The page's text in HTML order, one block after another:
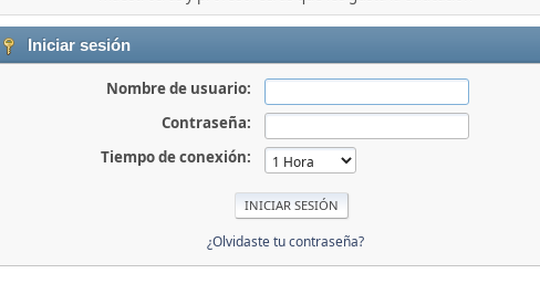
Iniciar sesión
Nombre de usuario:
Contraseña:
Tiempo de conexión:
¿Olvidaste tu contraseña?